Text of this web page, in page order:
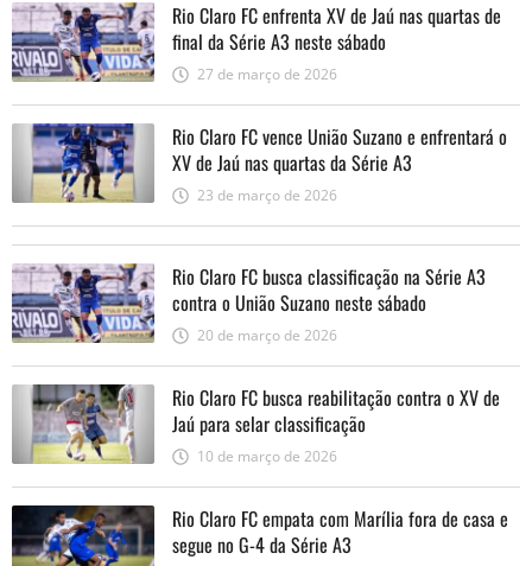
Rio Claro FC enfrenta XV de Jaú nas quartas de
final da Série A3 neste sábado
27 de março de 2026
Rio Claro FC vence União Suzano e enfrentará o
XV de Jaú nas quartas da Série A3
23 de março de 2026
Rio Claro FC busca classificação na Série A3
contra o União Suzano neste sábado
20 de março de 2026
Rio Claro FC busca reabilitação contra o XV de
Jaú para selar classificação
10 de março de 2026
Rio Claro FC empata com Marília fora de casa e
segue no G-4 da Série A3